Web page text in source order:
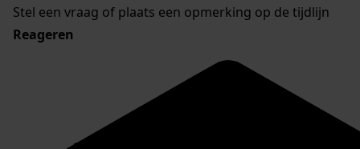
Stel een vraag of plaats een opmerking op de tijdlijn
Reageren